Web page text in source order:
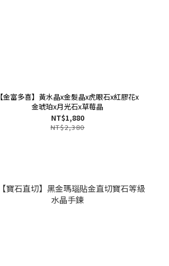
【金富多喜】黃水晶x金髮晶x虎眼石x紅膠花x
金琥珀x月光石x草莓晶
NT$1,880
NT$2,380